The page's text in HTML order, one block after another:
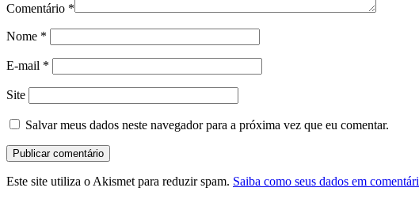
Comentário *
Nome *
E-mail *
Site
Salvar meus dados neste navegador para a próxima vez que eu comentar.
Este site utiliza o Akismet para reduzir spam. Saiba como seus dados em